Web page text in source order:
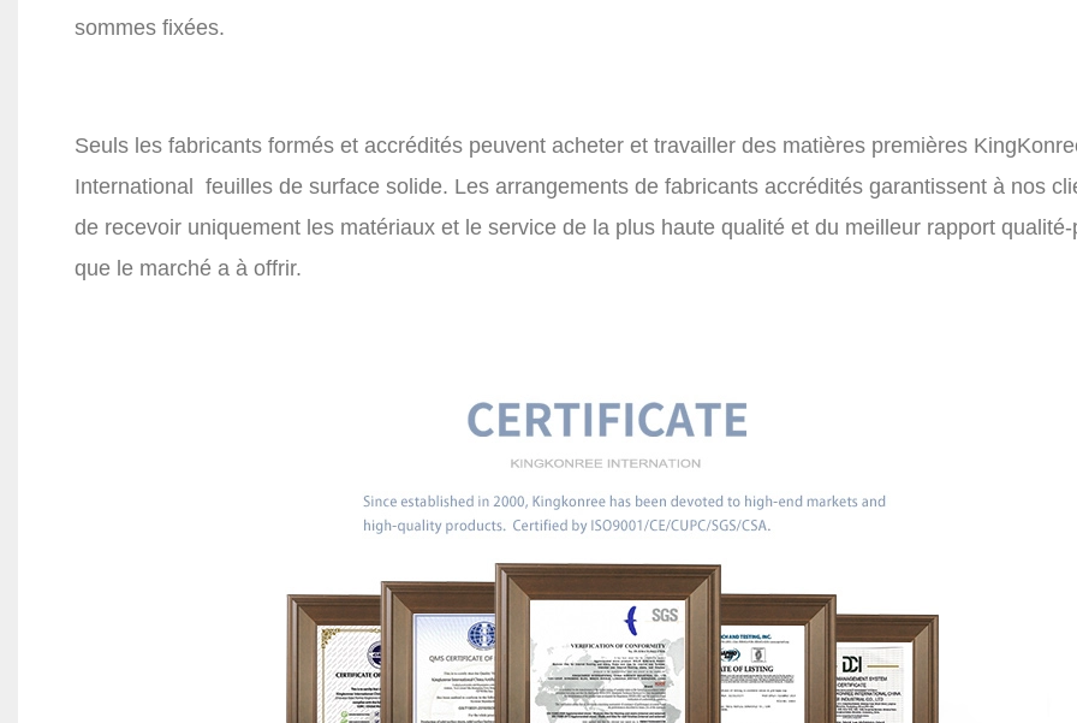
sommes fixées.
Seuls les fabricants formés et accrédités peuvent acheter et travailler des matières premières
International feuilles de surface solide. Les arrangements de fabricants accrédités garantissent à nos
de recevoir uniquement les matériaux et le service de la plus haute qualité et du meilleur rapport qualité-
que le marché a à offrir.